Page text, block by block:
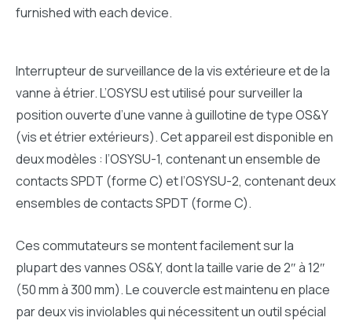
furnished with each device.
Interrupteur de surveillance de la vis extérieure et de la
vanne à étrier. L’OSYSU est utilisé pour surveiller la
position ouverte d’une vanne à guillotine de type OS&Y
(vis et étrier extérieurs). Cet appareil est disponible en
deux modèles : l’OSYSU-1, contenant un ensemble de
contacts SPDT (forme C) et l’OSYSU-2, contenant deux
ensembles de contacts SPDT (forme C).
Ces commutateurs se montent facilement sur la
plupart des vannes OS&Y, dont la taille varie de 2″ à 12″
(50 mm à 300 mm). Le couvercle est maintenu en place
par deux vis inviolables qui nécessitent un outil spécial